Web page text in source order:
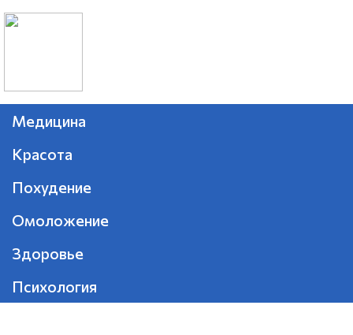
Медицина
Красота
Похудение
Омоложение
Здоровье
Психология